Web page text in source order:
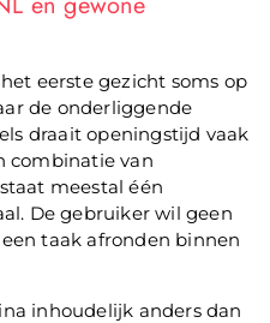
eerste gezicht soms op
de onderliggende
draait openingstijd vaak
combinatie van
meestal één
De gebruiker wil geen
taak afronden binnen
inhoudelijk anders dan